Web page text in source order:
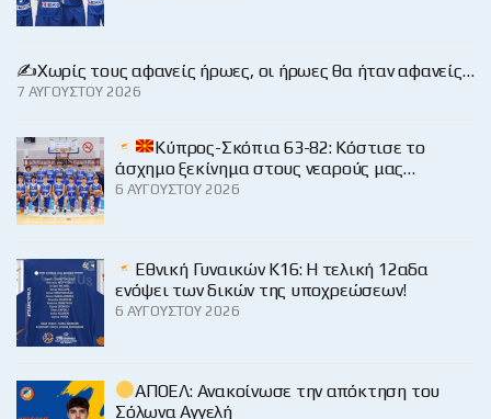
✍️Χωρίς τους αφανείς ήρωες, οι ήρωες θα ήταν αφανείς…
7 ΑΥΓΟΎΣΤΟΥ 2026
Κύπρος-Σκόπια 63-82: Κόστισε το
άσχημο ξεκίνημα στους νεαρούς μας…
6 ΑΥΓΟΎΣΤΟΥ 2026
Εθνική Γυναικών Κ16: Η τελική 12αδα
ενόψει των δικών της υποχρεώσεων!
6 ΑΥΓΟΎΣΤΟΥ 2026
ΑΠΟΕΛ: Ανακοίνωσε την απόκτηση του
Σόλωνα Αγγελή